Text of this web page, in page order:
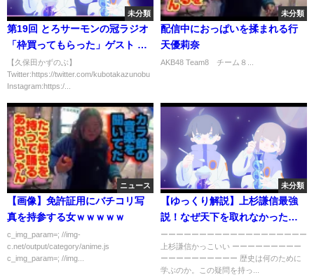
未分類
第19回 とろサーモンの冠ラジオ
「枠買ってもらった」ゲスト 中
山功太
【久保田かずのぶ】
Twitter:https://twitter.com/kubotakazunobu
Instagram:https:/...
未分類
配信中におっぱいを揉まれる行
天優莉奈
AKB48 Team8 チーム８...
ニュース
【画像】免許証用にバチコリ写
真を持参する女ｗｗｗｗｗ
c_img_param=; //img-
c.net/output/category/anime.js
c_img_param=; //img...
未分類
【ゆっくり解説】上杉謙信最強
説！なぜ天下を取れなかったの
か！？
ーーーーーーーーーーーーーーーーーーー
上杉謙信かっこいい ーーーーーーーーー
ーーーーーーーーーー 歴史は何のために
学ぶのか。この疑問を持っ...